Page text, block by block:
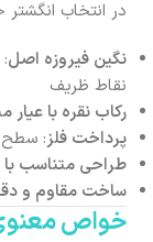
در انتخاب
نگین فیروزه اصل
نقاط ظریف
رکاب نقره با عیار
پرداخت فلز: سطح
طراحی متناسب
ساخت مقاوم و
خواص معنوی